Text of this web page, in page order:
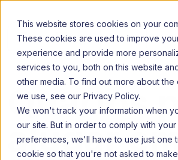
This website stores cookies on your
These cookies are used to improve
experience and provide more
services to you, both on this website
other media. To find out more about the
we use, see our Privacy Policy.
We won't track your information when
our site. But in order to comply with your
preferences, we'll have to use just one
cookie so that you're not asked to
Ir
conteúdo
Menu
Quartos
alugar